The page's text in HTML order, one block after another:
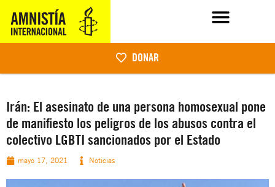
DONAR
Irán: El asesinato de una persona homosexual pone
de manifiesto los peligros de los abusos contra el
colectivo LGBTI sancionados por el Estado
mayo 17, 2021 Noticias